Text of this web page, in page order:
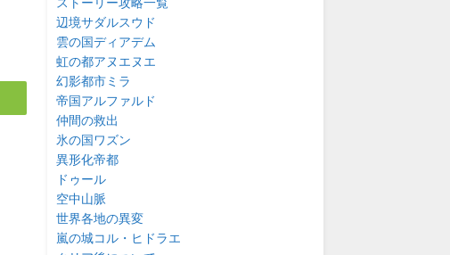
ストーリー攻略一覧
辺境サダルスウド
雲の国ディアデム
虹の都アヌエヌエ
幻影都市ミラ
帝国アルファルド
仲間の救出
氷の国ワズン
異形化帝都
ドゥール
空中山脈
世界各地の異変
嵐の城コル・ヒドラエ